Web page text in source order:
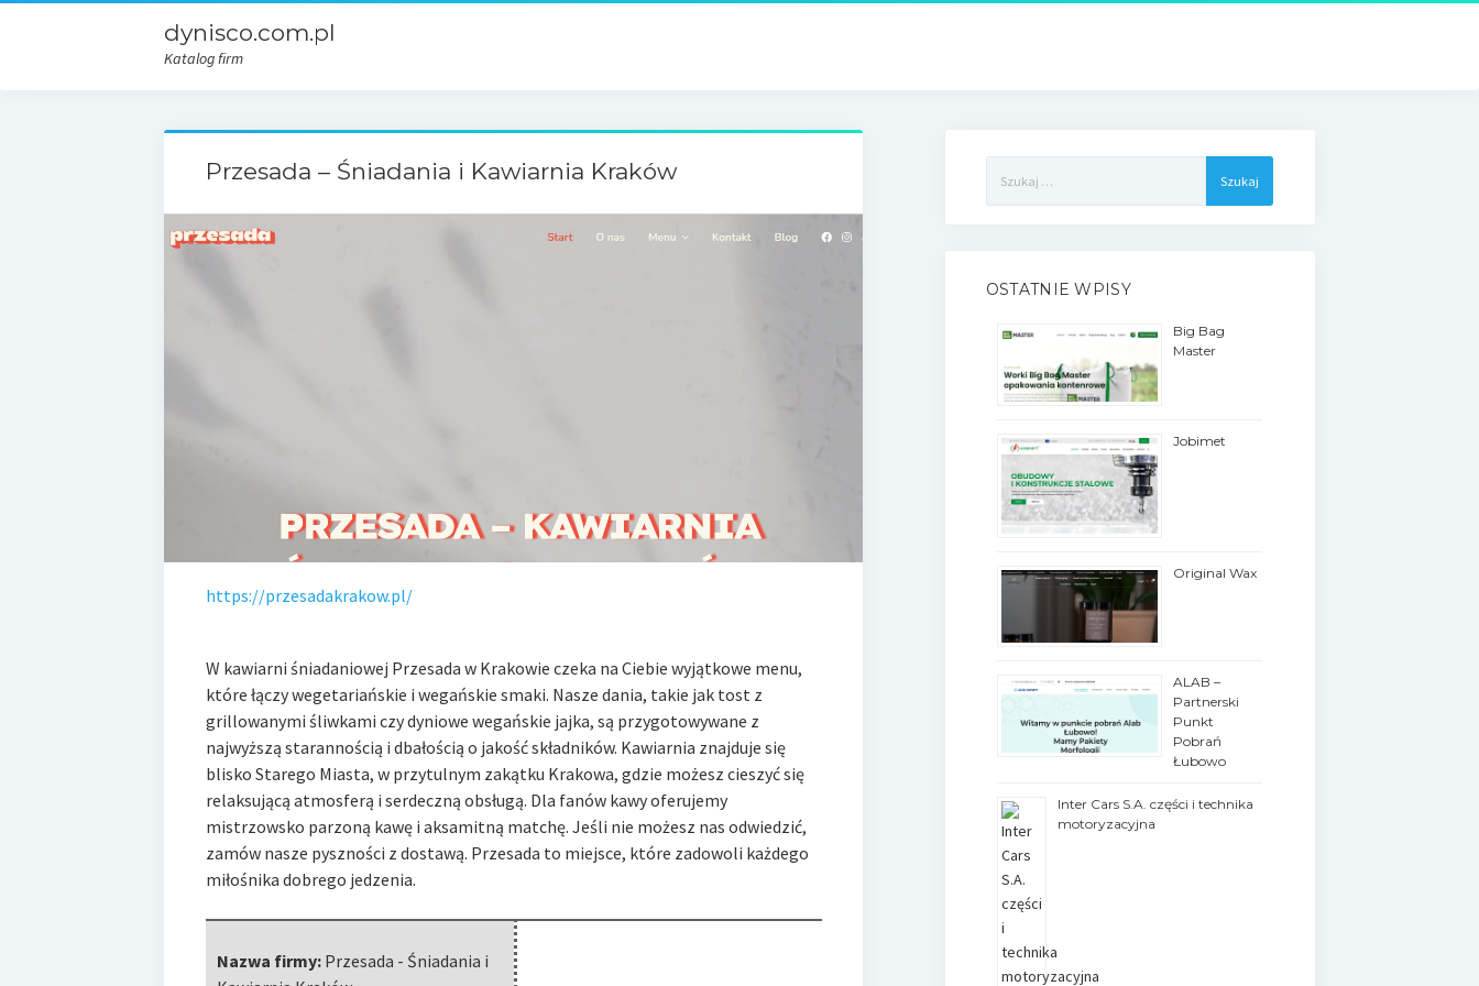
dynisco.com.pl
Katalog firm
Przesada – Śniadania i Kawiarnia Kraków
https://przesadakrakow.pl/
W kawiarni śniadaniowej Przesada w Krakowie czeka na Ciebie wyjątkowe menu,
które łączy wegetariańskie i wegańskie smaki. Nasze dania, takie jak tost z
grillowanymi śliwkami czy dyniowe wegańskie jajka, są przygotowywane z
najwyższą starannością i dbałością o jakość składników. Kawiarnia znajduje się
blisko Starego Miasta, w przytulnym zakątku Krakowa, gdzie możesz cieszyć się
relaksującą atmosferą i serdeczną obsługą. Dla fanów kawy oferujemy
mistrzowsko parzoną kawę i aksamitną matchę. Jeśli nie możesz nas odwiedzić,
zamów nasze pyszności z dostawą. Przesada to miejsce, które zadowoli każdego
miłośnika dobrego jedzenia.
Nazwa firmy: Przesada - Śniadania i
OSTATNIE WPISY
Big Bag
Master
Jobimet
Original Wax
ALAB –
Partnerski
Punkt
Pobrań
Łubowo
Inter Cars S.A. części i technika
motoryzacyjna